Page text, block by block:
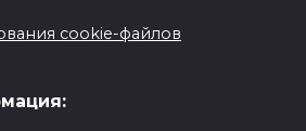
cookie-файлов